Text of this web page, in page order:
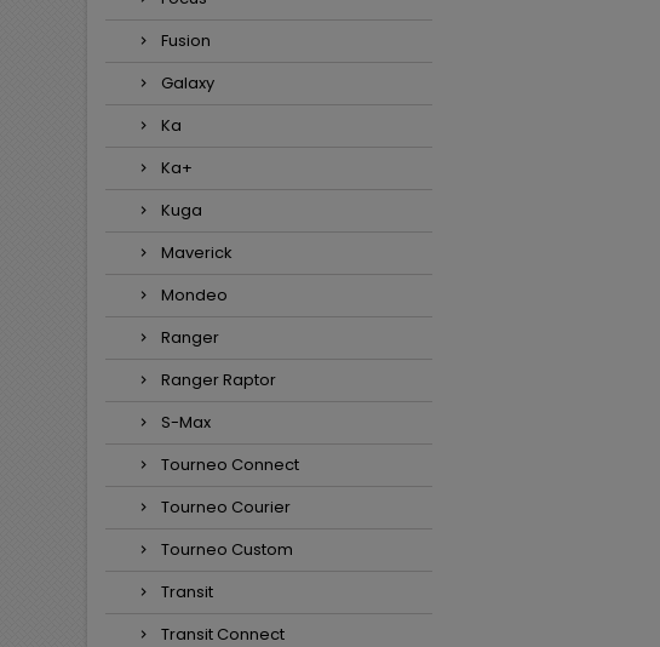
Fusion
Galaxy
Ka
Ka+
Kuga
Maverick
Mondeo
Ranger
Ranger Raptor
S-Max
Tourneo Connect
Tourneo Courier
Tourneo Custom
Transit
Transit Connect